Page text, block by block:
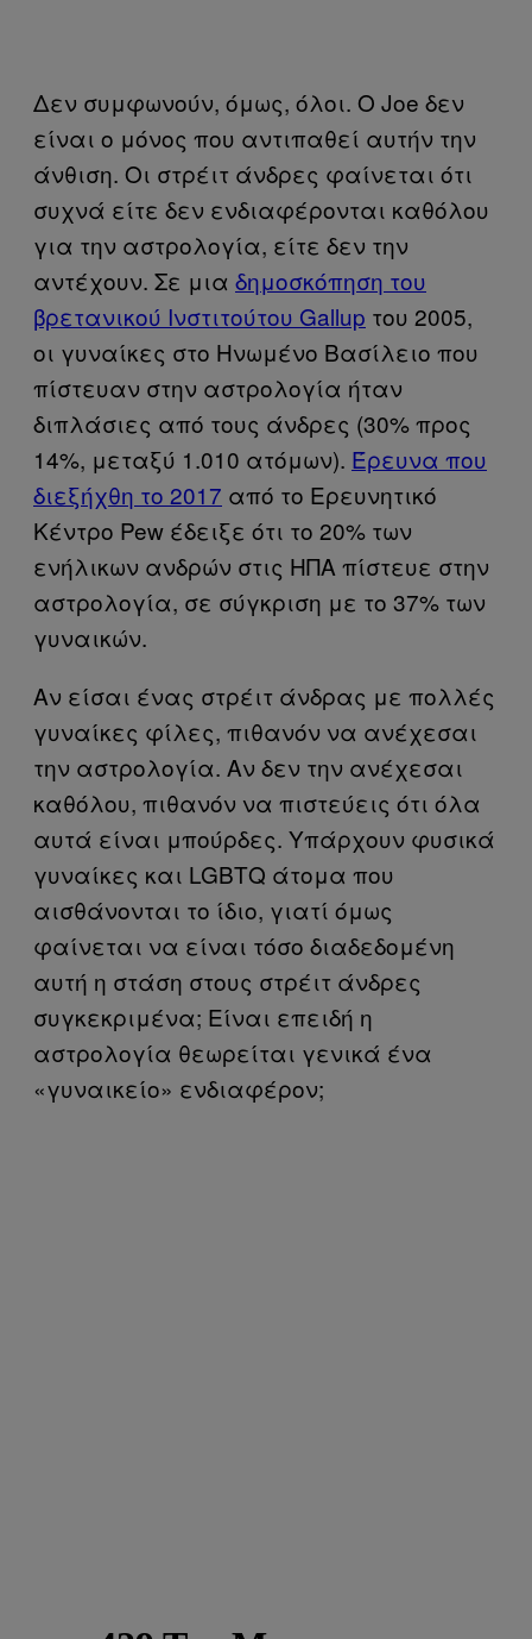
Δεν συμφωνούν, όμως, όλοι. Ο Joe δεν
είναι ο μόνος που αντιπαθεί αυτήν την
άνθιση. Οι στρέιτ άνδρες φαίνεται ότι
συχνά είτε δεν ενδιαφέρονται καθόλου
για την αστρολογία, είτε δεν την
αντέχουν. Σε μια δημοσκόπηση του
βρετανικού Ινστιτούτου Gallup του 2005,
οι γυναίκες στο Ηνωμένο Βασίλειο που
πίστευαν στην αστρολογία ήταν
διπλάσιες από τους άνδρες (30% προς
14%, μεταξύ 1.010 ατόμων). Έρευνα που
διεξήχθη το 2017 από το Ερευνητικό
Κέντρο Pew έδειξε ότι το 20% των
ενήλικων ανδρών στις ΗΠΑ πίστευε στην
αστρολογία, σε σύγκριση με το 37% των
γυναικών.
Αν είσαι ένας στρέιτ άνδρας με πολλές
γυναίκες φίλες, πιθανόν να ανέχεσαι
την αστρολογία. Αν δεν την ανέχεσαι
καθόλου, πιθανόν να πιστεύεις ότι όλα
αυτά είναι μπούρδες. Υπάρχουν φυσικά
γυναίκες και LGBTQ άτομα που
αισθάνονται το ίδιο, γιατί όμως
φαίνεται να είναι τόσο διαδεδομένη
αυτή η στάση στους στρέιτ άνδρες
συγκεκριμένα; Είναι επειδή η
αστρολογία θεωρείται γενικά ένα
«γυναικείο» ενδιαφέρον;